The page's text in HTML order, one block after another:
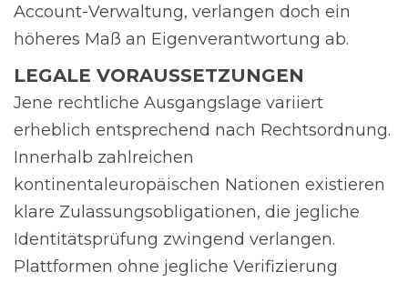
Account-Verwaltung, verlangen doch ein
höheres Maß an Eigenverantwortung ab.
LEGALE VORAUSSETZUNGEN
Jene rechtliche Ausgangslage variiert
erheblich entsprechend nach Rechtsordnung.
Innerhalb zahlreichen
kontinentaleuropäischen Nationen existieren
klare Zulassungsobligationen, die jegliche
Identitätsprüfung zwingend verlangen.
Plattformen ohne jegliche Verifizierung